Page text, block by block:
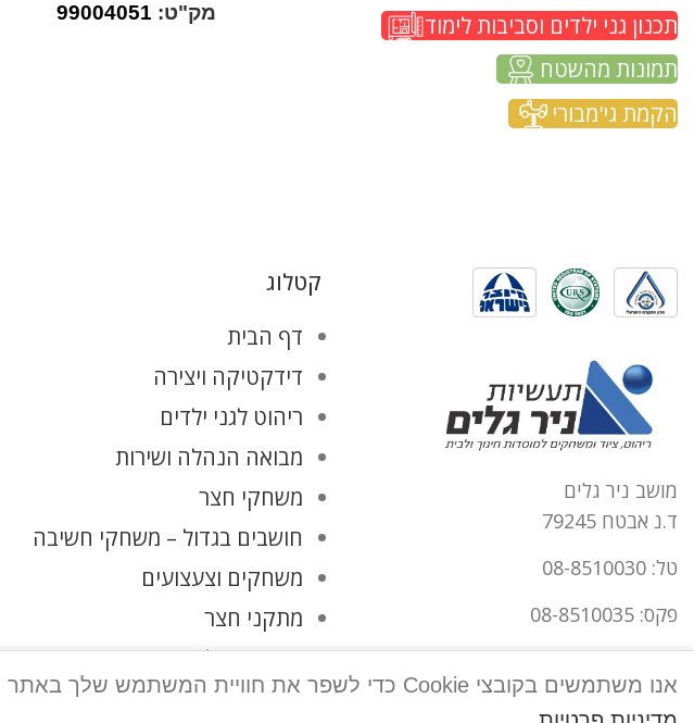
תכנון גני ילדים וסביבות לימוד
תמונות מהשטח
הקמת גי'מבורי
מק"ט: 99004051
מושב ניר גלים
ד.נ אבטח 79245
טל: 08-8510030
פקס: 08-8510035
קטלוג
דף הבית
דידקטיקה ויצירה
ריהוט לגני ילדים
מבואה הנהלה ושירות
משחקי חצר
חושבים בגדול – משחקי חשיבה
משחקים וצעצועים
מתקני חצר
החשבון שלי
אנו משתמשים בקובצי Cookie כדי לשפר את חוויית המשתמש שלך באתר שלנו. על ידי גלישה באתר זה, הנך מסכים לשימוש שלנו בקובצי Cookie.